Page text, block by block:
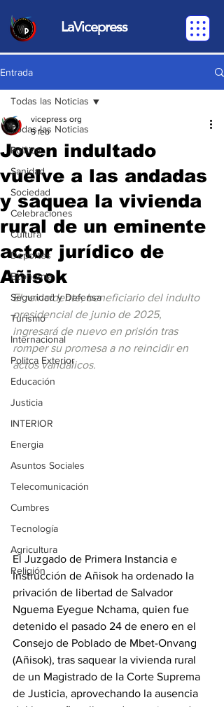
LaVicepress
Entrada
Todas las Noticias
Política
Sanidad
Sociedad
Celebraciones
Cultura
Deportes
Economia
Seguridad y Defensa
Turismo
Internacional
Politca Exterior
Educación
Justicia
INTERIOR
Energia
Asuntos Sociales
Telecomunicación
Cumbres
Tecnología
Agricultura
Religión
Todas las Noticias
Joven indultado
vuelve a las andadas
y saquea la vivienda
rural de un eminente
actor jurídico de
Añisok
vicepress org
5 feb
El reincidente, beneficiario del indulto
presidencial de junio de 2025,
ingresará de nuevo en prisión tras
romper su promesa a no reincidir en
actos vandálicos.
El Juzgado de Primera Instancia e
Instrucción de Añisok ha ordenado la
privación de libertad de Salvador
Nguema Eyegue Nchama, quien fue
detenido el pasado 24 de enero en el
Consejo de Poblado de Mbet-Onvang
(Añisok), tras saquear la vivienda rural
de un Magistrado de la Corte Suprema
de Justicia, aprovechando la ausencia